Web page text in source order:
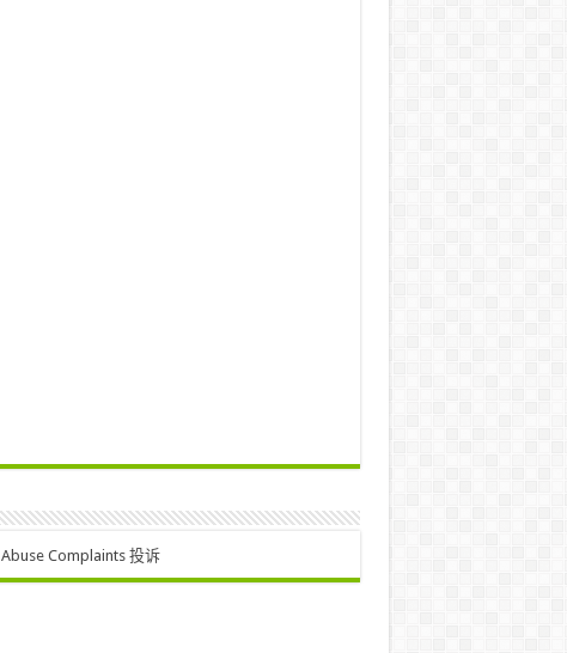
Abuse Complaints 投诉